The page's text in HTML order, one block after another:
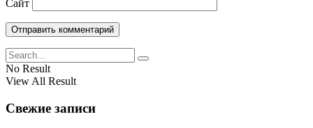
Сайт
No Result
View All Result
Свежие записи